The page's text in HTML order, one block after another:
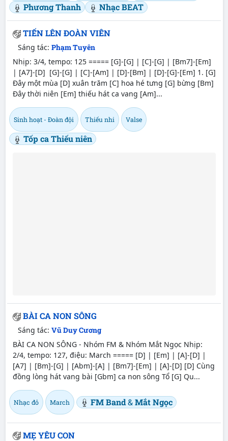
Phương Thanh
Nhạc BEAT
TIẾN LÊN ĐOÀN VIÊN
Sáng tác: Phạm Tuyên
Nhịp: 3/4, tempo: 125 ===== [G]-[G] | [C]-[G] | [Bm7]-[Em]
| [A7]-[D] [G]-[G] | [C]-[Am] | [D]-[Bm] | [D]-[G]-[Em] 1. [G]
Đây một mùa [D] xuân trăm [C] hoa hé tưng [G] bừng [Bm]
Đây thời niên [Em] thiếu hát ca vang [Am]...
Sinh hoạt - Đoàn đội Thiếu nhi Valse
Tốp ca Thiếu niên
BÀI CA NON SÔNG
Sáng tác: Vũ Duy Cương
BÀI CA NON SÔNG - Nhóm FM & Nhóm Mắt Ngọc Nhịp:
2/4, tempo: 127, điệu: March ===== [D] | [Em] | [A]-[D] |
[A7] | [Bm]-[G] | [Abm]-[A] | [Bm7]-[Em] | [A]-[D] [D] Cùng
đồng lòng hát vang bài [Gbm] ca non sông Tổ [G] Qu...
Nhạc đỏ March FM Band&Mắt Ngọc
MẸ YÊU CON